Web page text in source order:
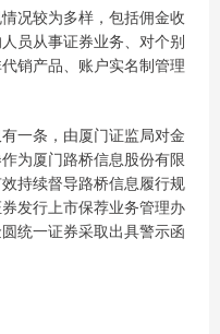
况较为多样，包括佣金收
员从事证券业务、对个别
销产品、账户实名制管理
一条，由厦门证监局对金
为厦门路桥信息股份有限
持续督导路桥信息履行规
发行上市保荐业务管理办
统一证券采取出具警示函